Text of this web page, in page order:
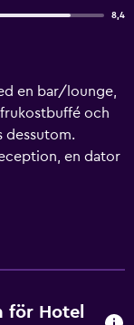
8,4
en bar/lounge,
och
dessutom.
en dator
har 55 rum.
för Hotel